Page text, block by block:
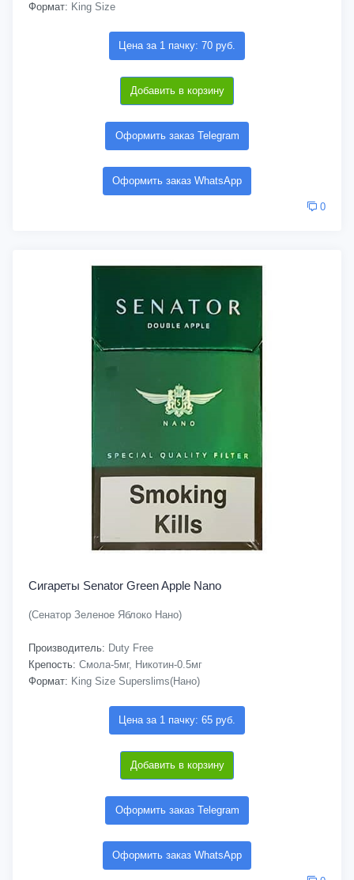
Формат: King Size
Цена за 1 пачку: 70 руб.
Добавить в корзину
Оформить заказ Telegram
Оформить заказ WhatsApp
0
Сигареты Senator Green Apple Nano
(Сенатор Зеленое Яблоко Нано)
Производитель: Duty Free
Крепость: Смола-5мг, Никотин-0.5мг
Формат: King Size Superslims(Нано)
Цена за 1 пачку: 65 руб.
Добавить в корзину
Оформить заказ Telegram
Оформить заказ WhatsApp